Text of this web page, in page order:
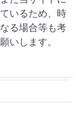
いるため、時
る場合等も考
いします。